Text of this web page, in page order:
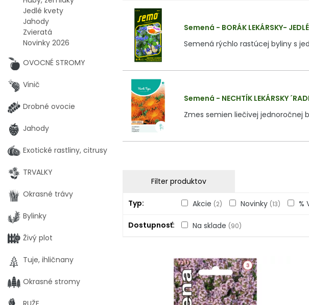
Semená - BORÁK LEKÁRSKY-
Semená rýchlo rastúcej byliny s
Semená - NECHTÍK LEKÁRSKY
Zmes semien liečivej jednoročnej
Filter produktov
Typ Akcie (2) Novinky (13) %
Dostupnosť Na sklade (90)
Jedlé kvety
Jahody
Zvieratá
Novinky 2026
OVOCNÉ STROMY
Vinič
Drobné ovocie
Jahody
Exotické rastliny, citrusy
TRVALKY
Okrasné trávy
Bylinky
Živý plot
Tuje, ihličnany
Okrasné stromy